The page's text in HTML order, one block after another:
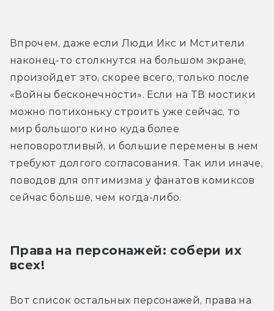
Впрочем, даже если Люди Икс и Мстители
наконец-то столкнутся на большом экране,
произойдет это, скорее всего, только после
«Войны бесконечности». Если на ТВ мостики
можно потихоньку строить уже сейчас, то
мир большого кино куда более
неповоротливый, и большие перемены в нем
требуют долгого согласования. Так или иначе,
поводов для оптимизма у фанатов комиксов
сейчас больше, чем когда-либо.
Права на персонажей: собери их
всех!
Вот список остальных персонажей, права на